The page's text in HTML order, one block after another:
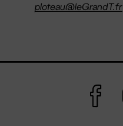
ploteau@leGrandT.fr